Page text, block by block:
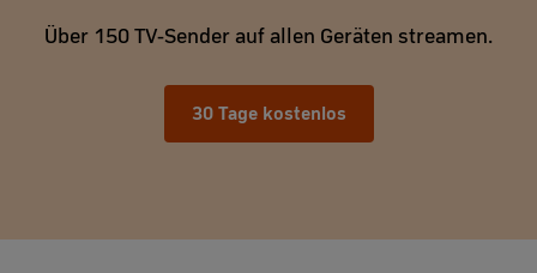
Über 150 TV-Sender auf allen Geräten streamen.
30 Tage kostenlos